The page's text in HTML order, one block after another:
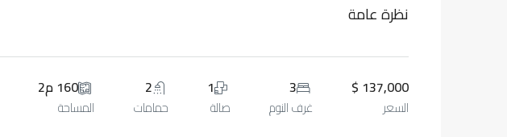
نظرة عامة
137,000 $
السعر
3
غرف النوم
1
صالة
2
حمامات
160 م2
المساحة